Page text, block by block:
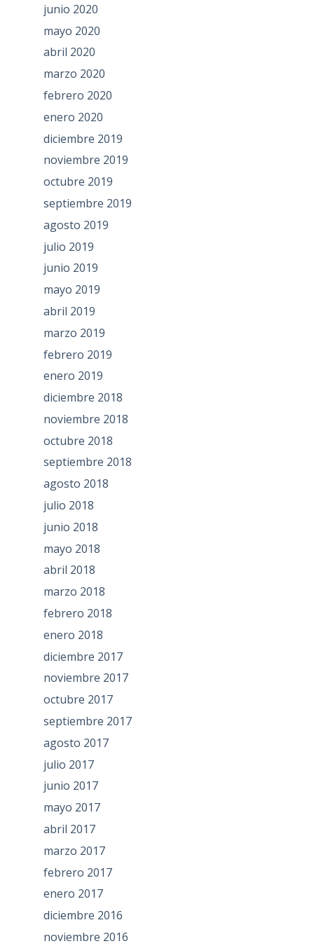
junio 2020
mayo 2020
abril 2020
marzo 2020
febrero 2020
enero 2020
diciembre 2019
noviembre 2019
octubre 2019
septiembre 2019
agosto 2019
julio 2019
junio 2019
mayo 2019
abril 2019
marzo 2019
febrero 2019
enero 2019
diciembre 2018
noviembre 2018
octubre 2018
septiembre 2018
agosto 2018
julio 2018
junio 2018
mayo 2018
abril 2018
marzo 2018
febrero 2018
enero 2018
diciembre 2017
noviembre 2017
octubre 2017
septiembre 2017
agosto 2017
julio 2017
junio 2017
mayo 2017
abril 2017
marzo 2017
febrero 2017
enero 2017
diciembre 2016
noviembre 2016